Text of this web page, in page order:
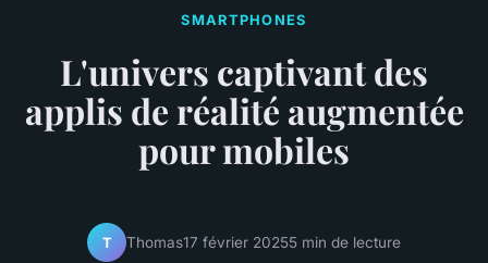
SMARTPHONES
L'univers captivant des
applis de réalité augmentée
pour mobiles
T Thomas17 février 20255 min de lecture